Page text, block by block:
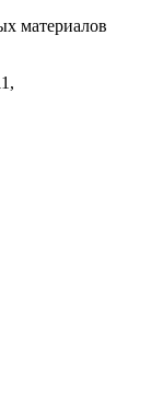
материалов